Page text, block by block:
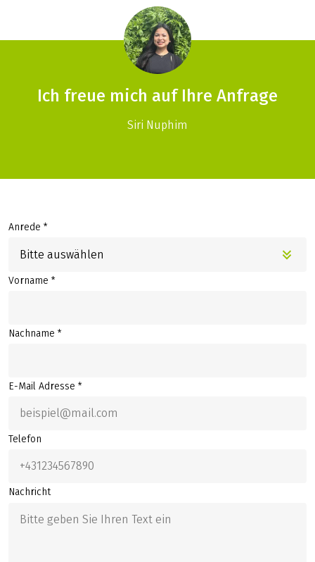
Ich freue mich auf Ihre Anfrage
Siri Nuphim
Anrede *
Bitte auswählen
Vorname *
Nachname *
E-Mail Adresse *
Telefon
Nachricht